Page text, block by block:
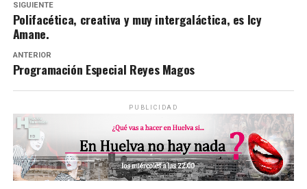
SIGUIENTE
Polifacética, creativa y muy intergaláctica, es Icy
Amane.
ANTERIOR
Programación Especial Reyes Magos
PUBLICIDAD